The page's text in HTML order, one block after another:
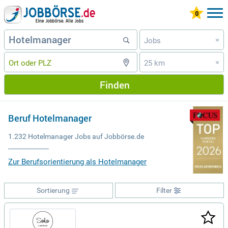
Jobs »
25 km »
Finden
Beruf Hotelmanager
1.232 Hotelmanager Jobs auf Jobbörse.de
Zur Berufsorientierung als Hotelmanager
Filter
Sortierung